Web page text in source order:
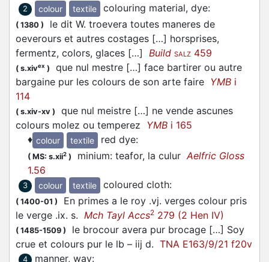
2 colour textile colouring material, dye:
( 1380 )
le dit W. troevera toutes maneres de
oeverours et autres costages […] horsprises,
fermentz, colors, glaces […] Build SALZ 459
( s.xivex )
que nul mestre […] face bartirer ou autre
bargaine pur les colours de son arte faire YMB i
114
( s.xiv-xv )
que nul meistre […] ne vende ascunes
colours molez ou temperez YMB i 165
♦ colour textile red dye:
( MS: s.xii2 ) minium: teafor, la culur Aelfric Gloss
1.56
3 colour textile coloured cloth:
( 1400-01 )
En primes a le roy .vj. verges colour pris
le verge .ix. s. Mch Tayl Accs2 279 (2 Hen IV)
( 1485-1509 )
le brocour avera pur brocage […] Soy
crue et colours pur le lb – iij d. TNA E163/9/21 f20v
4 manner, way: